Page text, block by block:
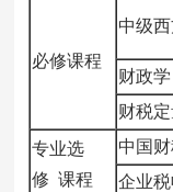
必修课程
中级
财政学
财税
专业选
修 课程
中国
企业税